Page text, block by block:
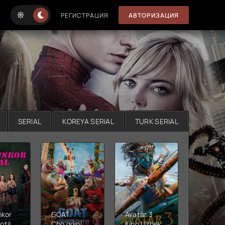
РЕГИСТРАЦИЯ АВТОРИЗАЦИЯ
SERIAL KOREYA SERIAL TURK SERIAL
GOAT:
Avatar 3